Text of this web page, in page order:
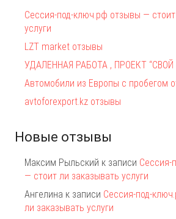
Сессия-под-ключ.рф отзывы —
услуги
LZT market отзывы
УДАЛЕННАЯ РАБОТА , ПРОЕКТ
Автомобили из Европы с пробегом
avtoforexport.kz отзывы
Новые отзывы
Максим Рыльский к записи Сессия-
— стоит ли заказывать услуги
Ангелина к записи Сессия-под-
ли заказывать услуги